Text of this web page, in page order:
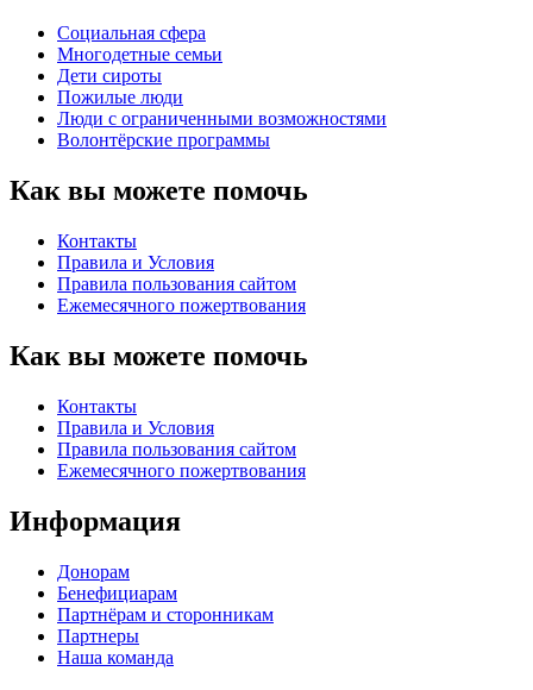
Социальная сфера
Многодетные семьи
Дети сироты
Пожилые люди
Люди с ограниченными возможностями
Волонтёрские программы
Как вы можете помочь
Контакты
Правила и Условия
Правила пользования сайтом
Eжемесячного пожертвования
Как вы можете помочь
Контакты
Правила и Условия
Правила пользования сайтом
Eжемесячного пожертвования
Информация
Донорам
Бенефициарам
Партнёрам и сторонникам
Партнеры
Наша команда